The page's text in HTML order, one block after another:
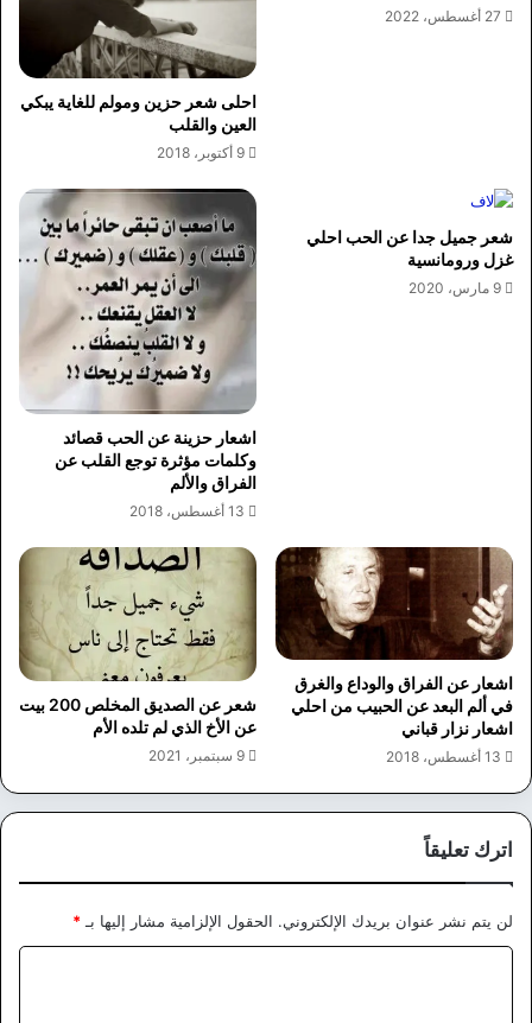
27 أغسطس، 2022
احلى شعر حزين ومولم للغاية يبكي
العين والقلب
9 أكتوبر، 2018
شعر جميل جدا عن الحب احلي
غزل ورومانسية
9 مارس، 2020
اشعار حزينة عن الحب قصائد
وكلمات مؤثرة توجع القلب عن
الفراق والألم
13 أغسطس، 2018
اشعار عن الفراق والوداع والغرق
في ألم البعد عن الحبيب من احلي
اشعار نزار قباني
13 أغسطس، 2018
شعر عن الصديق المخلص 200 بيت
عن الأخ الذي لم تلده الأم
9 سبتمبر، 2021
اترك تعليقاً
لن يتم نشر عنوان بريدك الإلكتروني. الحقول الإلزامية مشار إليها بـ*